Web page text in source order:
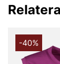
-40%